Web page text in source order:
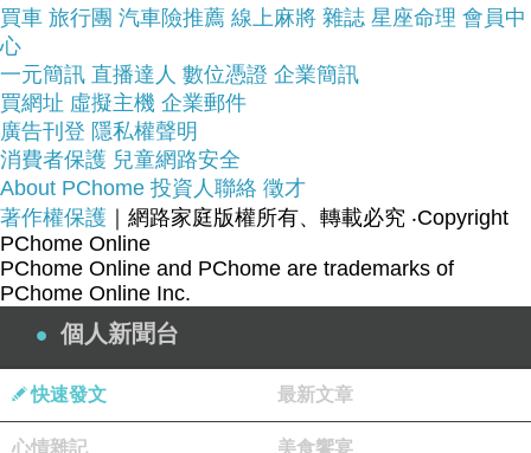
衣服,褲子,平板電腦比較,平板電腦開箱文,平板電腦
使用心得,平板電腦比價,平板電腦分享,平板電腦哪
裡買,平板電腦哪裡便宜,平板電腦週年慶,平板電腦
電腦展,平板電腦採購指南
花店,網路花店,泰迪熊,CNC,中古機械,醫療險,終身
醫療險,租車,分紅保單,投資型保單,cnc車床,cnc銑
床,麻將,包裝代工,保養品代工,食品代工,派報,夾報,
旗魚鬆,魚鬆,冰餅,三明治冰餅,金爐,環保金爐,焚化
爐,進銷存,軟體設計,腳臭,易夏貼,止汗劑,按摩床,單
買車 旅行團 汽車險推薦 線上麻將 雜誌 星座命理 會員中
心
一元簡訊 直播達人 數位憑證 企業簡訊
買網址 虛擬主機 企業郵件
廣告刊登 隱私權聲明
消費者保護 兒童網路安全
About PChome 投資人聯絡 徵才
著作權保護 ｜網路家庭版權所有、轉載必究 ‧Copyright
PChome Online
PChome Online and PChome are trademarks of
PChome Online Inc.
個人新聞台
快速發文 最新文章
心情雜記 美食饗宴